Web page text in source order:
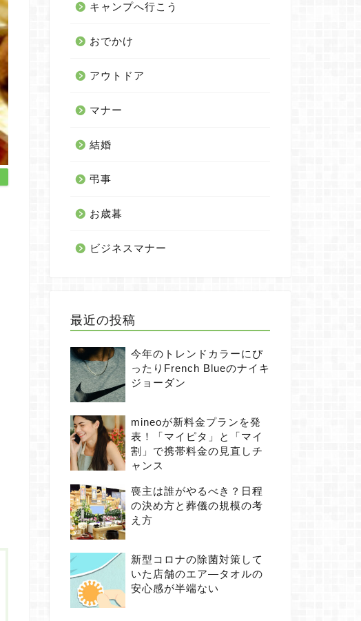
キャンプへ行こう
おでかけ
アウトドア
マナー
結婚
弔事
お歳暮
ビジネスマナー
最近の投稿
今年のトレンドカラーにぴ
ったりFrench Blueのナイキ
ジョーダン
mineoが新料金プランを発
表！「マイピタ」と「マイ
割」で携帯料金の見直しチ
ャンス
喪主は誰がやるべき？日程
の決め方と葬儀の規模の考
え方
新型コロナの除菌対策して
いた店舗のエア―タオルの
安心感が半端ない